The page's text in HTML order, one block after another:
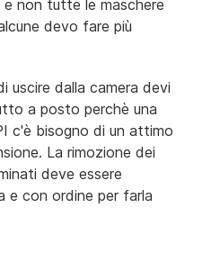
e non tutte le maschere
devo fare più
uscire dalla camera devi
a posto perchè una
c'è bisogno di un attimo
La rimozione dei
deve essere
con ordine per farla